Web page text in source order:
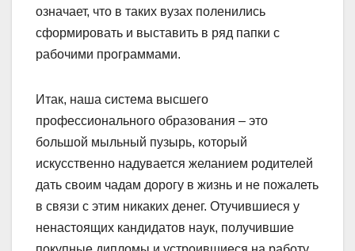
означает, что в таких вузах поленились
сформировать и выставить в ряд папки с
рабочими программами.
Итак, наша система высшего
профессионального образования – это
большой мыльный пузырь, который
искусственно надувается желанием родителей
дать своим чадам дорогу в жизнь и не пожалеть
в связи с этим никаких денег. Отучившиеся у
ненастоящих кандидатов наук, получившие